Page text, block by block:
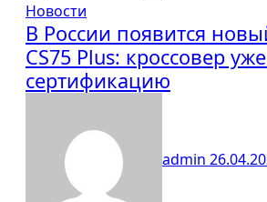
Новости
В России появится
CS75 Plus: кроссовер
сертификацию
admin